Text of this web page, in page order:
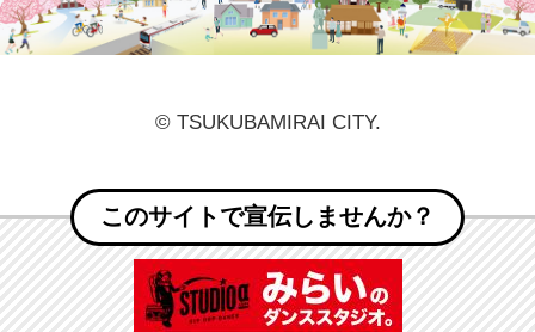
© TSUKUBAMIRAI CITY.
このサイトで宣伝しませんか？